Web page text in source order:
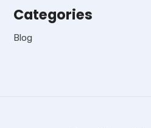
Categories
Blog